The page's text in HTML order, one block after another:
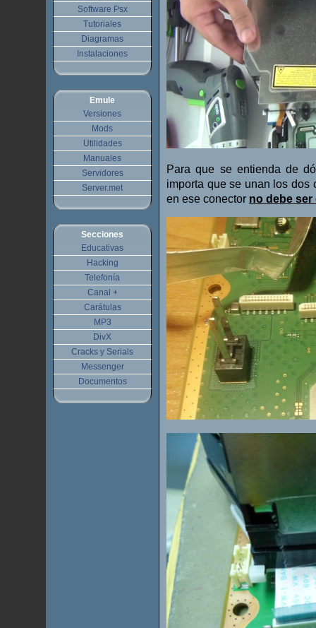
Para que se entienda de
importa que se unan los dos
en ese conector no debe
Software Psx
Tutoriales
Diagramas
Instalaciones
Emule
Versiones
Mods
Utilidades
Manuales
Servidores
Server.met
Secciones
Educativas
Hacking
Telefonía
Canal +
Carátulas
MP3
DivX
Cracks y Serials
Messenger
Documentos